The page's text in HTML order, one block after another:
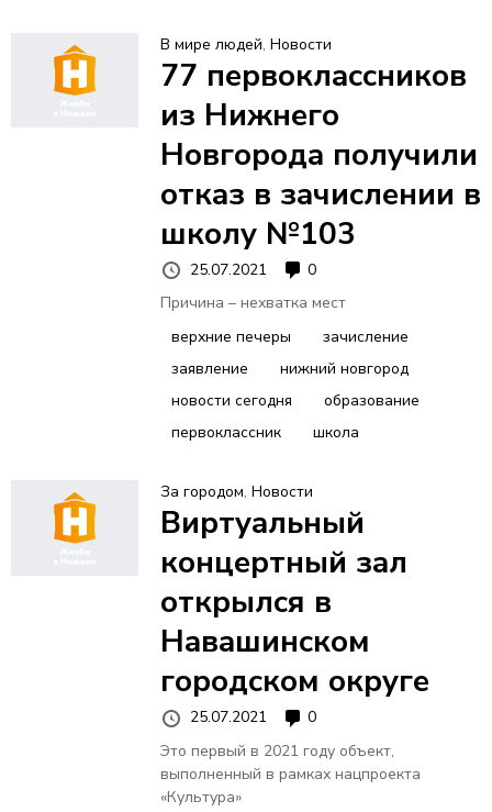
В мире людей, Новости
77 первоклассников
из Нижнего
Новгорода получили
отказ в зачислении в
школу №103
25.07.2021
0
Причина – нехватка мест
верхние печеры
зачисление
заявление
нижний новгород
новости сегодня
образование
первоклассник
школа
За городом, Новости
Виртуальный
концертный зал
открылся в
Навашинском
городском округе
25.07.2021
0
Это первый в 2021 году объект,
выполненный в рамках нацпроекта
«Культура»